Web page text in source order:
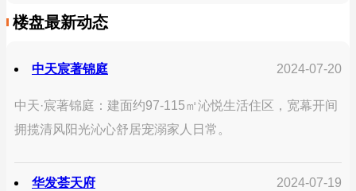
楼盘最新动态
中天宸著锦庭 2024-07-20
中天·宸著锦庭：建面约97-115㎡沁悦生活住区，宽幕开间
拥揽清风阳光沁心舒居宠溺家人日常。
华发荟天府 2024-07-19